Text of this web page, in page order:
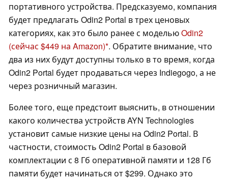
портативного устройства. Предсказуемо, компания
будет предлагать Odin2 Portal в трех ценовых
категориях, как это было ранее с модельюOdin2
(сейчас $449 на Amazon) . Обратите внимание, что
два из них будут доступны только в то время, когда
Odin2 Portal будет продаваться через Indiegogo, а не
через розничный магазин.
Более того, еще предстоит выяснить, в отношении
какого количества устройств AYN Technologies
установит самые низкие цены на Odin2 Portal. В
частности, стоимость Odin2 Portal в базовой
комплектации с 8 Гб оперативной памяти и 128 Гб
памяти будет начинаться от $299. Однако это